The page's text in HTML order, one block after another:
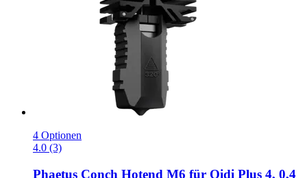
4 Optionen
4.0 (3)
Phaetus Conch Hotend M6 für Qidi Plus 4, 0,4